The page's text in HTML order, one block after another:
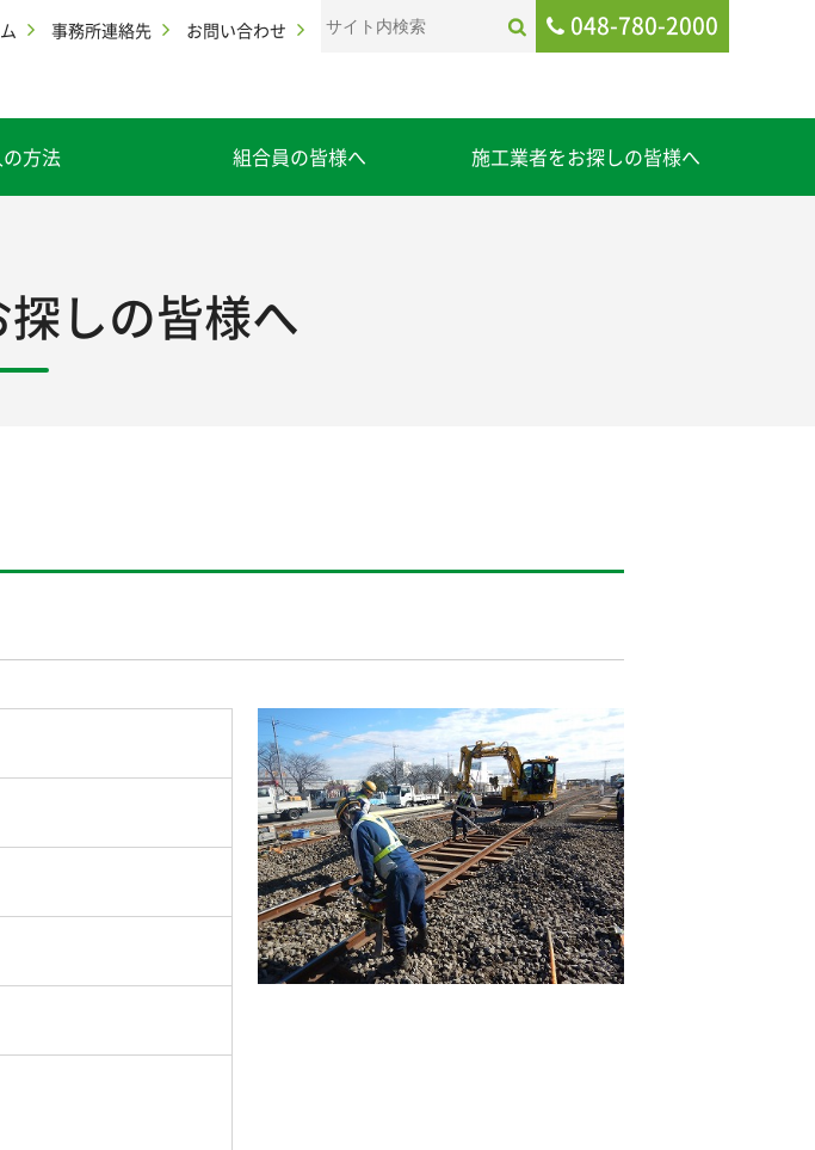
事務所連絡先 お問い合わせ 048-780-2000
方法 組合員の皆様へ 施工業者をお探しの皆様へ
しの皆様へ